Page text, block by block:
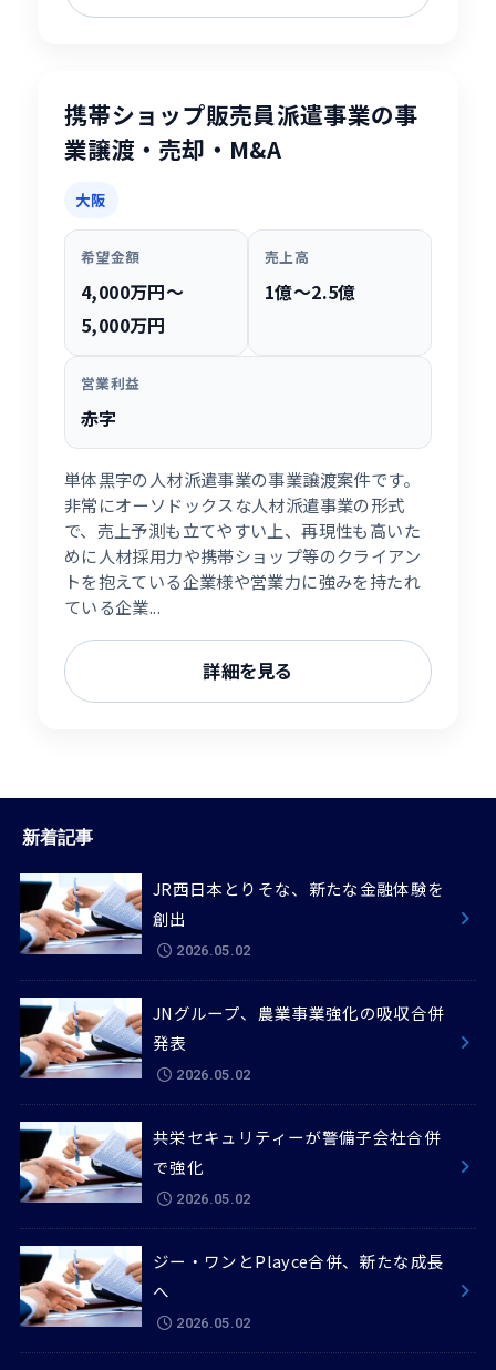
携帯ショップ販売員派遣事業の事
業譲渡・売却・M&A
大阪
希望金額
4,000万円〜
5,000万円
売上高
1億〜2.5億
営業利益
赤字
単体黒字の人材派遣事業の事業譲渡案件です。
非常にオーソドックスな人材派遣事業の形式
で、売上予測も立てやすい上、再現性も高いた
めに人材採用力や携帯ショップ等のクライアン
トを抱えている企業様や営業力に強みを持たれ
ている企業...
詳細を見る
新着記事
JR西日本とりそな、新たな金融体験を
創出
2026.05.02
JNグループ、農業事業強化の吸収合併
発表
2026.05.02
共栄セキュリティーが警備子会社合併
で強化
2026.05.02
ジー・ワンとPlayce合併、新たな成長
へ
2026.05.02